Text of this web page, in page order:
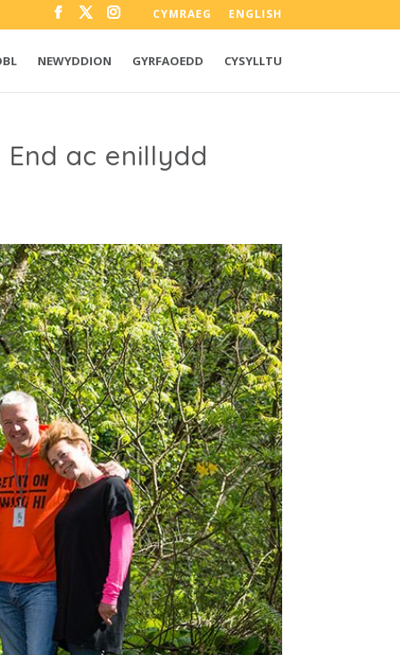
CYMRAEG ENGLISH
NEWYDDION GYRFAOEDD CYSYLLTU
ac enillydd